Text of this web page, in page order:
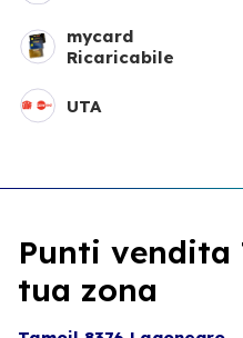
mycard
Ricaricabile
UTA
Punti vendita
tua zona